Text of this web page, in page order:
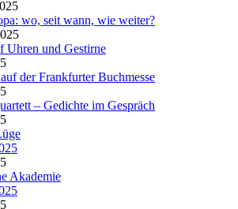
wo, seit wann, wie weiter?
Uhren und Gestirne
der Frankfurter Buchmesse
– Gedichte im Gespräch
Akademie